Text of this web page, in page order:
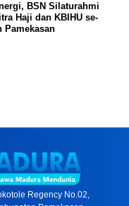
BSN Silaturahmi
Haji dan KBIHU se-
Pamekasan
Regency No.02,